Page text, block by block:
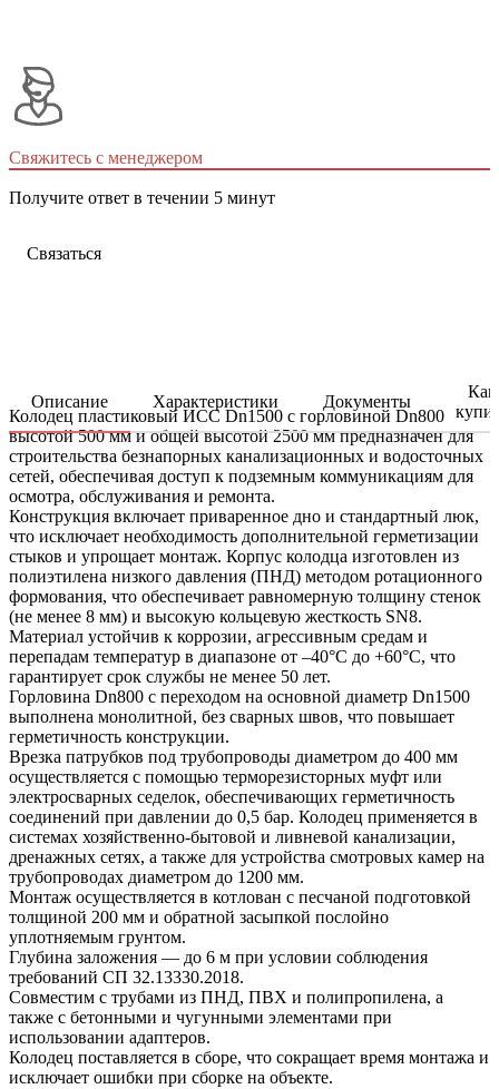
Свяжитесь с менеджером
Получите ответ в течении 5 минут
Связаться
Описание Характеристики Документы
Как
Колодец пластиковый ИСС Dn1500 с горловиной Dn800
высотой 500 мм и общей высотой 2500 мм предназначен для
строительства безнапорных канализационных и водосточных
сетей, обеспечивая доступ к подземным коммуникациям для
осмотра, обслуживания и ремонта.
Конструкция включает приваренное дно и стандартный люк,
что исключает необходимость дополнительной герметизации
стыков и упрощает монтаж. Корпус колодца изготовлен из
полиэтилена низкого давления (ПНД) методом ротационного
формования, что обеспечивает равномерную толщину стенок
(не менее 8 мм) и высокую кольцевую жесткость SN8.
Материал устойчив к коррозии, агрессивным средам и
перепадам температур в диапазоне от –40°C до +60°C, что
гарантирует срок службы не менее 50 лет.
Горловина Dn800 с переходом на основной диаметр Dn1500
выполнена монолитной, без сварных швов, что повышает
герметичность конструкции.
Врезка патрубков под трубопроводы диаметром до 400 мм
осуществляется с помощью терморезисторных муфт или
электросварных седелок, обеспечивающих герметичность
соединений при давлении до 0,5 бар. Колодец применяется в
системах хозяйственно-бытовой и ливневой канализации,
дренажных сетях, а также для устройства смотровых камер на
трубопроводах диаметром до 1200 мм.
Монтаж осуществляется в котлован с песчаной подготовкой
толщиной 200 мм и обратной засыпкой послойно
уплотняемым грунтом.
Глубина заложения — до 6 м при условии соблюдения
требований СП 32.13330.2018.
Совместим с трубами из ПНД, ПВХ и полипропилена, а
также с бетонными и чугунными элементами при
использовании адаптеров.
Колодец поставляется в сборе, что сокращает время монтажа и
исключает ошибки при сборке на объекте.